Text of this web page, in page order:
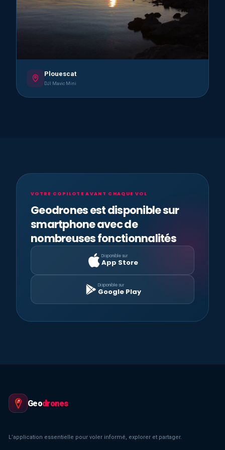
Plouescat
DJI Mavic Mini
VOTRE COPILOTE AVANT CHAQUE VOL
Geodrones est disponible sur
smartphone avec de
nombreuses fonctionnalités
Disponible sur
App Store
Disponible sur
Google Play
Geodrones
L’application essentielle pour voler informé, explorer et partager.